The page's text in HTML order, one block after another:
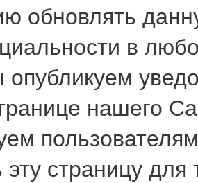
обновлять
в
опубликуем
нашего
эту страницу для